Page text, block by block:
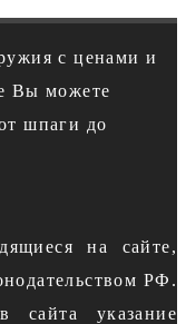
с ценами и
Вы можете
шпаги до
на сайте,
РФ.
сайта указание